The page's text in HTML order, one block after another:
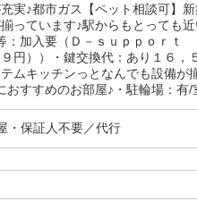
実♪都市ガス【ペット相談可】
っています♪駅からもとっても
：加入要（Ｄ－ｓｕｐｐｏｒ
円））・鍵交換代：あり１６，
ムキッチンっとなんでも設備が
おすすめのお部屋♪・駐輪場：
・保証人不要／代行